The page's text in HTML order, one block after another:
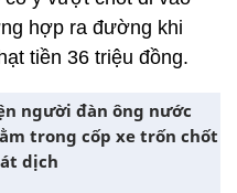
hợp ra đường khi
tiền 36 triệu đồng.
người đàn ông nước
trong cốp xe trốn chốt
dịch